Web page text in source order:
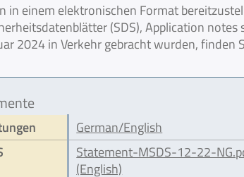
einem elektronischen Format
(SDS), Application notes
2024 in Verkehr gebracht wurden, finden
German/English
Statement-MSDS-12-22-
(English)